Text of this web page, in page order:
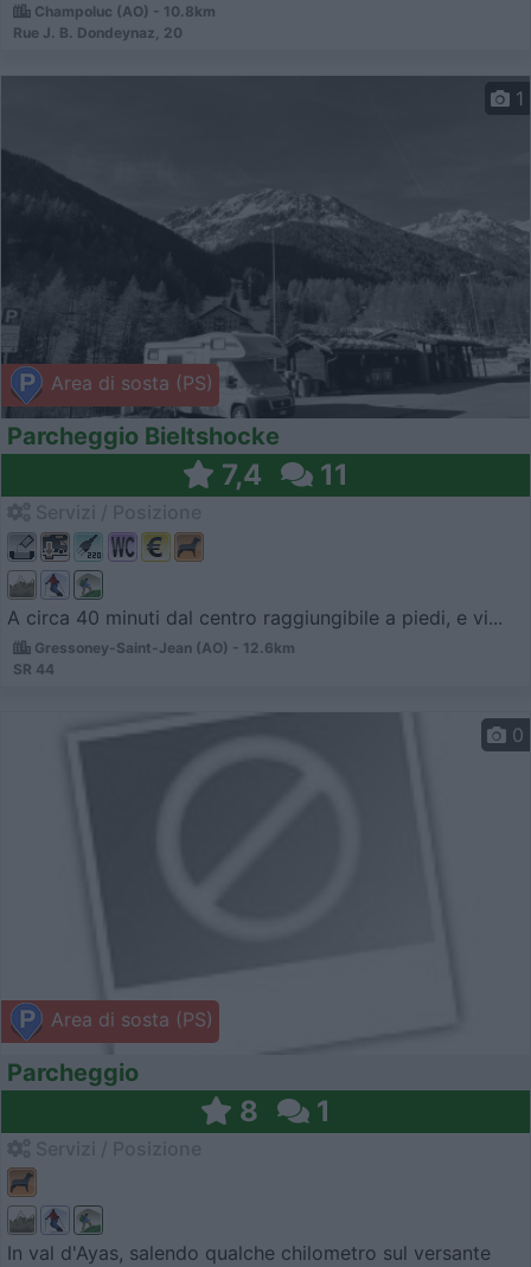
Champoluc (AO) - 10.8km
Rue J. B. Dondeynaz, 20
Area di sosta (PS)
1
Parcheggio Bieltshocke
7,4 11
A circa 40 minuti dal centro raggiungibile a piedi, e vi...
Gressoney-Saint-Jean (AO) - 12.6km
SR 44
Area di sosta (PS)
0
Parcheggio
8 1
In val d'Ayas, salendo qualche chilometro sul versante